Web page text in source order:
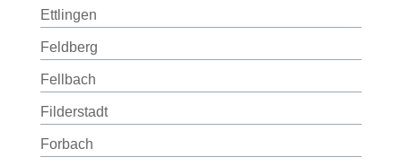
Ettlingen
Feldberg
Fellbach
Filderstadt
Forbach